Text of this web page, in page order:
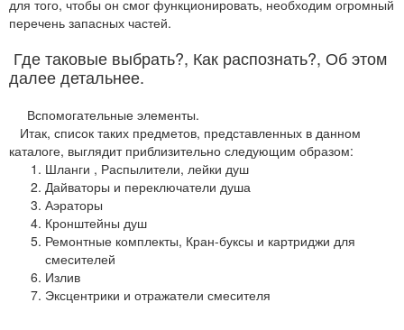
для того, чтобы он смог функционировать, необходим огромный
перечень запасных частей.
Где таковые выбрать?, Как распознать?, Об этом
далее детальнее.
Вспомогательные элементы.
Итак, список таких предметов, представленных в данном
каталоге, выглядит приблизительно следующим образом:
Шланги , Распылители, лейки душ
Дайваторы и переключатели душа
Аэраторы
Кронштейны душ
Ремонтные комплекты, Кран-буксы и картриджи для
смесителей
Излив
Эксцентрики и отражатели смесителя